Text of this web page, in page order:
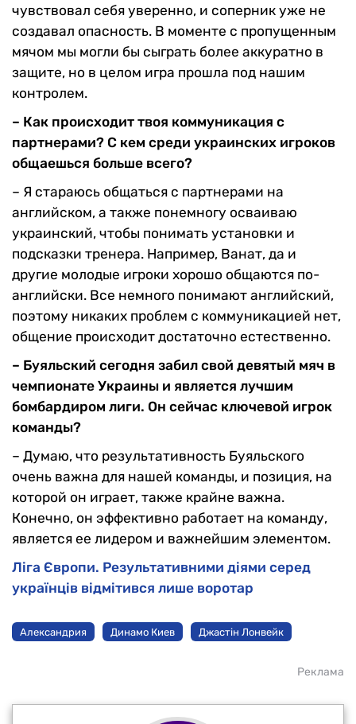
чувствовал себя уверенно, и соперник уже не
создавал опасность. В моменте с пропущенным
мячом мы могли бы сыграть более аккуратно в
защите, но в целом игра прошла под нашим
контролем.
– Как происходит твоя коммуникация с
партнерами? С кем среди украинских игроков
общаешься больше всего?
– Я стараюсь общаться с партнерами на
английском, а также понемногу осваиваю
украинский, чтобы понимать установки и
подсказки тренера. Например, Ванат, да и
другие молодые игроки хорошо общаются по-
английски. Все немного понимают английский,
поэтому никаких проблем с коммуникацией нет,
общение происходит достаточно естественно.
– Буяльский сегодня забил свой девятый мяч в
чемпионате Украины и является лучшим
бомбардиром лиги. Он сейчас ключевой игрок
команды?
– Думаю, что результативность Буяльского
очень важна для нашей команды, и позиция, на
которой он играет, также крайне важна.
Конечно, он эффективно работает на команду,
является ее лидером и важнейшим элементом.
Ліга Європи. Результативними діями серед
українців відмітився лише воротар
Александрия Динамо Киев Джастін Лонвейк
Реклама